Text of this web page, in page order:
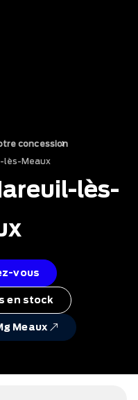
concession
›
lès-Meaux
lès-
vous
en stock
Meaux